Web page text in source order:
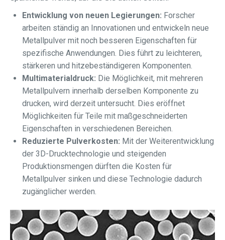
Entwicklung von neuen Legierungen: Forscher
arbeiten ständig an Innovationen und entwickeln neue
Metallpulver mit noch besseren Eigenschaften für
spezifische Anwendungen. Dies führt zu leichteren,
stärkeren und hitzebeständigeren Komponenten.
Multimaterialdruck: Die Möglichkeit, mit mehreren
Metallpulvern innerhalb derselben Komponente zu
drucken, wird derzeit untersucht. Dies eröffnet
Möglichkeiten für Teile mit maßgeschneiderten
Eigenschaften in verschiedenen Bereichen.
Reduzierte Pulverkosten: Mit der Weiterentwicklung
der 3D-Drucktechnologie und steigenden
Produktionsmengen dürften die Kosten für
Metallpulver sinken und diese Technologie dadurch
zugänglicher werden.